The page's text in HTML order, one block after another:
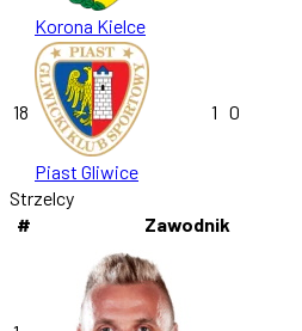
Korona Kielce
18
Piast Gliwice
1 0
Strzelcy
#
Zawodnik